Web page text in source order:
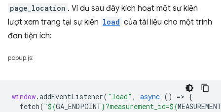
page_location . Ví dụ sau đây kích hoạt một sự kiện
lượt xem trang tại sự kiện load của tài liệu cho một trình
đơn tiện ích:
popup.js:
window.addEventListener( "load" , async () => {
fetch( `${GA_ENDPOINT}?measurement_id=${